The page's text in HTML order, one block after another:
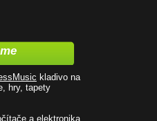
kladivo na
hry, tapety
a elektronika